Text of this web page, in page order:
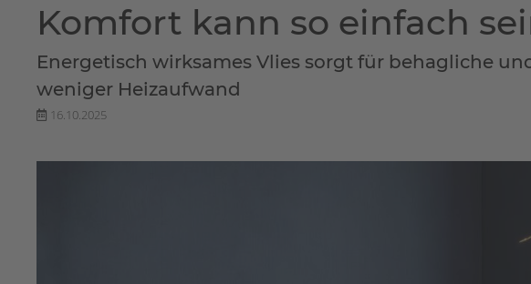
Komfort kann so einfach
Energetisch wirksames Vlies sorgt für behagliche
weniger Heizaufwand
16.10.2025